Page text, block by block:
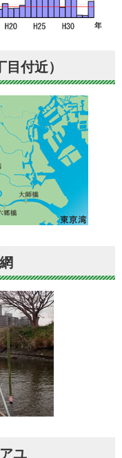
付近）
ユ